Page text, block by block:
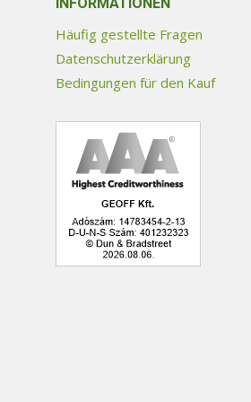
gewählt
werden
Häufig gestellte Fragen
Datenschutzerklärung
Bedingungen für den Kauf